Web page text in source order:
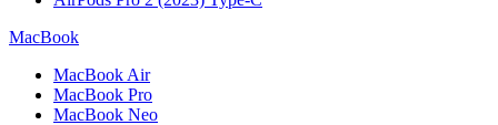
MacBook
MacBook Air
MacBook Pro
MacBook Neo